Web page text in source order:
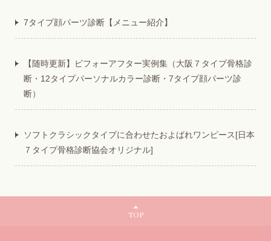
7タイプ顔パーツ診断【メニュー紹介】
【随時更新】ビフォーアフター実例集（大阪７タイプ骨格診
断・12タイプパーソナルカラー診断・7タイプ顔パーツ診
断）
ソフトクラシックタイプに合わせたおよばれワンピース[日本
７タイプ骨格診断協会オリジナル]
TOP